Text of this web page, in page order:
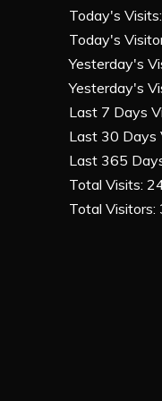
Today's Visits:
Today's
Yesterday's
Yesterday's
Last 7 Days
Last 30 Days
Last 365
Total Visits:
Total Visitors: